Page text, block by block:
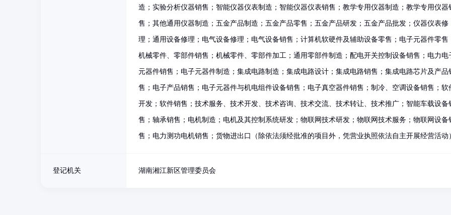
造；实验分析仪器销售；智能仪器仪表制造；智能仪器仪表销售；教学专用仪器制造；教学专用仪器
售；其他通用仪器制造；五金产品制造；五金产品零售；五金产品研发；五金产品批发；仪器仪表修
理；通用设备修理；电气设备修理；电气设备销售；计算机软硬件及辅助设备零售；电子元器件零售
机械零件、零部件销售；机械零件、零部件加工；通用零部件制造；配电开关控制设备销售；电力电
元器件销售；电子元器件制造；集成电路制造；集成电路设计；集成电路销售；集成电路芯片及产品
售；电子产品销售；电子元器件与机电组件设备销售；电子真空器件销售；制冷、空调设备销售；软
开发；软件销售；技术服务、技术开发、技术咨询、技术交流、技术转让、技术推广；智能车载设备
售；轴承销售；电机制造；电机及其控制系统研发；物联网技术研发；物联网技术服务；物联网设备
售；电力测功电机销售；货物进出口（除依法须经批准的项目外，凭营业执照依法自主开展经营活动
登记机关 湖南湘江新区管理委员会